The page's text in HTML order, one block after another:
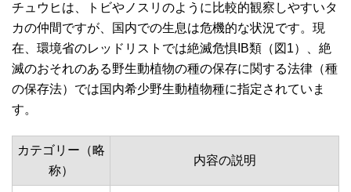
チュウヒは、トビやノスリのように比較的観察しやすいタ
カの仲間ですが、国内での生息は危機的な状況です。現
在、環境省のレッドリストでは絶滅危惧IB類（図1）、絶
滅のおそれのある野生動植物の種の保存に関する法律（種
の保存法）では国内希少野生動植物種に指定されていま
す。
カテゴリー（略
称）
内容の説明